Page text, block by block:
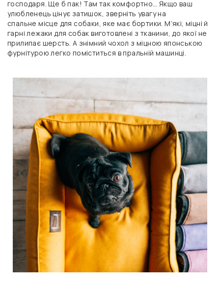
господаря. Ще б пак! Там так комфортно… Якщо ваш
улюбленець цінує затишок, зверніть увагу на
спальне місце для собаки, яке має бортики. М’які, міцні й
гарні лежаки для собак виготовлені з тканини, до якої не
прилипає шерсть. А знімний чохол з міцною японською
фурнітурою легко поміститься в пральній машинці.